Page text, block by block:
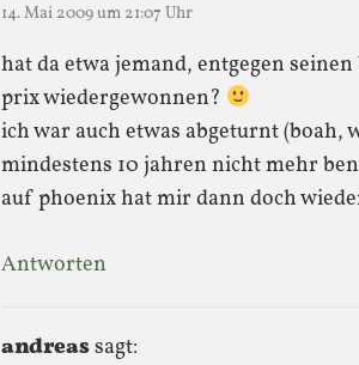
14. Mai 2009 um 21:07 Uhr
hat da etwa jemand, entgegen
prix wiedergewonnen?
ich war auch etwas abgeturnt (boah,
mindestens 10 jahren nicht mehr
auf phoenix hat mir dann doch
Antworten
andreassagt: